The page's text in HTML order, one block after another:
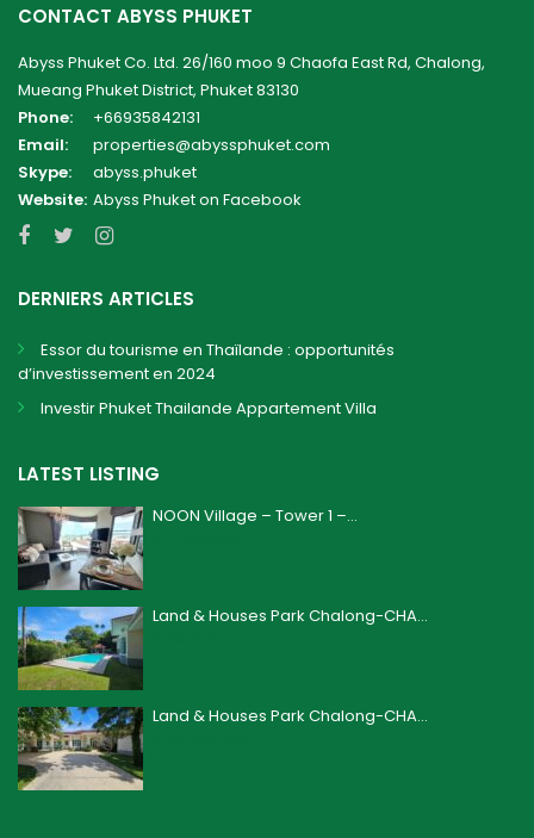
CONTACT ABYSS PHUKET
Abyss Phuket Co. Ltd. 26/160 moo 9 Chaofa East Rd, Chalong,
Mueang Phuket District, Phuket 83130
Phone:
+66935842131
Email:
properties@abyssphuket.com
Skype:
abyss.phuket
Website: Abyss Phuket on Facebook
DERNIERS ARTICLES
Essor du tourisme en Thaïlande : opportunités
d’investissement en 2024
Investir Phuket Thailande Appartement Villa
LATEST LISTING
NOON Village – Tower 1 –...
Land & Houses Park Chalong-CHA...
Land & Houses Park Chalong-CHA...